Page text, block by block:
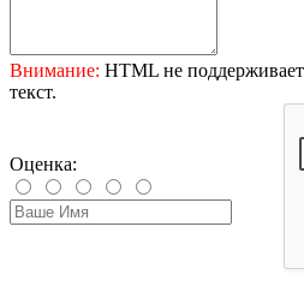
Внимание: HTML не
текст.
Оценка: